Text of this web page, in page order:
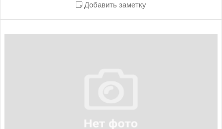
Добавить заметку